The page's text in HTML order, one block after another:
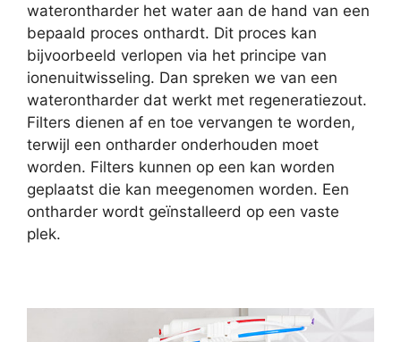
waterontharder het water aan de hand van een
bepaald proces onthardt. Dit proces kan
bijvoorbeeld verlopen via het principe van
ionenuitwisseling. Dan spreken we van een
waterontharder dat werkt met regeneratiezout.
Filters dienen af en toe vervangen te worden,
terwijl een ontharder onderhouden moet
worden. Filters kunnen op een kan worden
geplaatst die kan meegenomen worden. Een
ontharder wordt geïnstalleerd op een vaste
plek.